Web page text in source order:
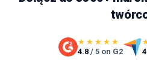
★★★★★
4.8 / 5 on G2